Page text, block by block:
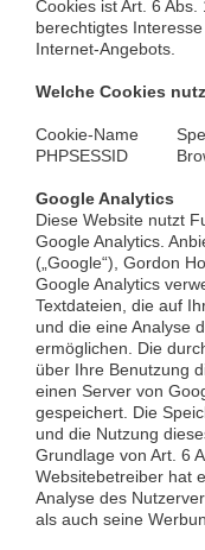
Cookies ist Art. 6
berechtigtes
Internet-Angebots.
Welche Cookies
Cookie-Name
PHPSESSID
Google Analytics
Diese Website nutzt
Google Analytics.
(„Google“), Gordon
Google Analytics
Textdateien, die auf
und die eine Analyse
ermöglichen. Die
über Ihre Benutzung
einen Server von
gespeichert. Die
und die Nutzung
Grundlage von Art. 6
Websitebetreiber hat
Analyse des
als auch seine